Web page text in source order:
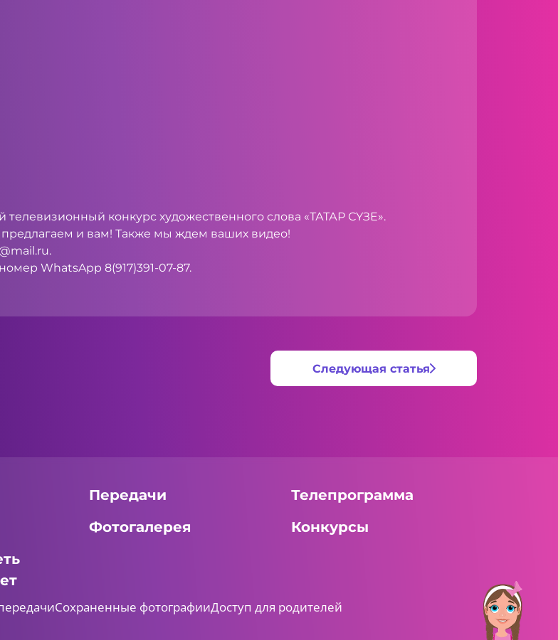
конкурс художественного слова «ТАТАР СҮЗЕ».
и вам! Также мы ждем ваших видео!
.
WhatsApp 8(917)391-07-87.
Следующая статья
Передачи
Телепрограмма
Фотогалерея
Конкурсы
Сохраненные фотографииДоступ для родителей